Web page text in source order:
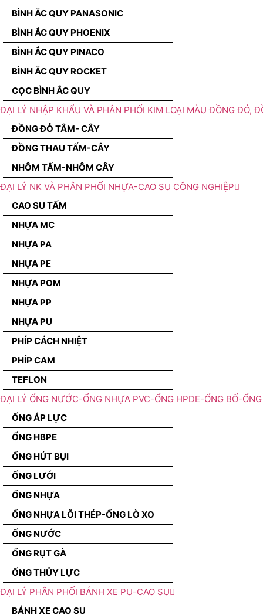
BÌNH ẮC QUY PANASONIC
BÌNH ẮC QUY PHOENIX
BÌNH ẮC QUY PINACO
BÌNH ẮC QUY ROCKET
CỌC BÌNH ẮC QUY
ĐẠI LÝ NHẬP KHẨU VÀ PHÂN PHỐI KIM LOẠI MÀU ĐỒNG ĐỎ,
ĐỒNG ĐỎ TÂM- CÂY
ĐỒNG THAU TẤM-CÂY
NHÔM TẤM-NHÔM CÂY
ĐẠI LÝ NK VÀ PHÂN PHỐI NHỰA-CAO SU CÔNG NGHIỆP
CAO SU TẤM
NHỰA MC
NHỰA PA
NHỰA PE
NHỰA POM
NHỰA PP
NHỰA PU
PHÍP CÁCH NHIỆT
PHÍP CAM
TEFLON
ĐẠI LÝ ỐNG NƯỚC-ỐNG NHỰA PVC-ỐNG HPDE-ỐNG BỐ-
ỐNG ÁP LỰC
ỐNG HBPE
ỐNG HÚT BỤI
ỐNG LƯỚI
ỐNG NHỰA
ỐNG NHỰA LÕI THÉP-ỐNG LÒ XO
ỐNG NƯỚC
ỐNG RỤT GÀ
ỐNG THỦY LỰC
ĐẠI LÝ PHÂN PHỐI BÁNH XE PU-CAO SU
BÁNH XE CAO SU